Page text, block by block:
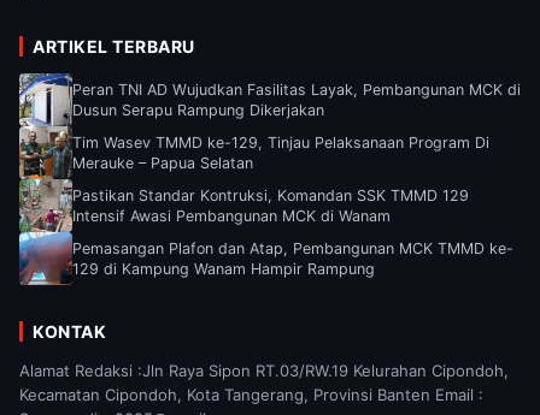
ARTIKEL TERBARU
Peran TNI AD Wujudkan Fasilitas Layak, Pembangunan MCK di
Dusun Serapu Rampung Dikerjakan
Tim Wasev TMMD ke-129, Tinjau Pelaksanaan Program Di
Merauke – Papua Selatan
Pastikan Standar Kontruksi, Komandan SSK TMMD 129
Intensif Awasi Pembangunan MCK di Wanam
Pemasangan Plafon dan Atap, Pembangunan MCK TMMD ke-
129 di Kampung Wanam Hampir Rampung
KONTAK
Alamat Redaksi :Jln Raya Sipon RT.03/RW.19 Kelurahan Cipondoh,
Kecamatan Cipondoh, Kota Tangerang, Provinsi Banten Email :